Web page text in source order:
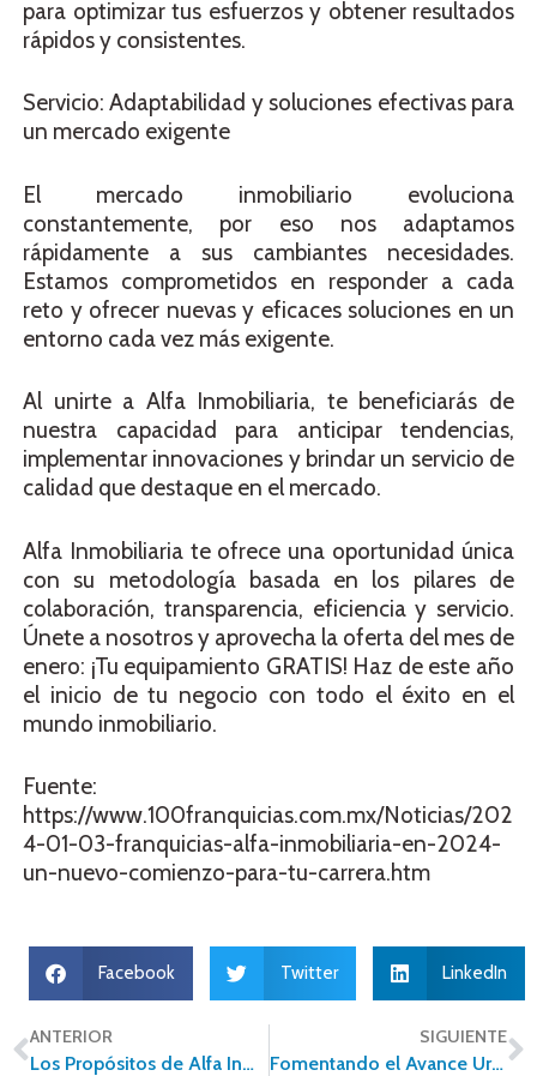
para optimizar tus esfuerzos y obtener resultados
rápidos y consistentes.
Servicio: Adaptabilidad y soluciones efectivas para
un mercado exigente
El mercado inmobiliario evoluciona
constantemente, por eso nos adaptamos
rápidamente a sus cambiantes necesidades.
Estamos comprometidos en responder a cada
reto y ofrecer nuevas y eficaces soluciones en un
entorno cada vez más exigente.
Al unirte a Alfa Inmobiliaria, te beneficiarás de
nuestra capacidad para anticipar tendencias,
implementar innovaciones y brindar un servicio de
calidad que destaque en el mercado.
Alfa Inmobiliaria te ofrece una oportunidad única
con su metodología basada en los pilares de
colaboración, transparencia, eficiencia y servicio.
Únete a nosotros y aprovecha la oferta del mes de
enero: ¡Tu equipamiento GRATIS! Haz de este año
el inicio de tu negocio con todo el éxito en el
mundo inmobiliario.
Fuente:
https://www.100franquicias.com.mx/Noticias/202
4-01-03-franquicias-alfa-inmobiliaria-en-2024-
un-nuevo-comienzo-para-tu-carrera.htm
Facebook Twitter LinkedIn
ANTERIOR
Los Propósitos de Alfa Inmobiliaria
SIGUIENTE
Fomentando el Avance Urbano: La relevancia del ordenamiento territorial y la optimización de espacios